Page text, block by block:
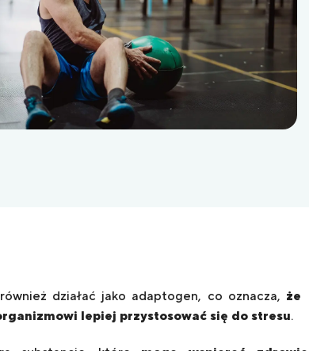
działać jako adaptogen, co oznacza, że ​​
lepiej przystosować się do stresu.